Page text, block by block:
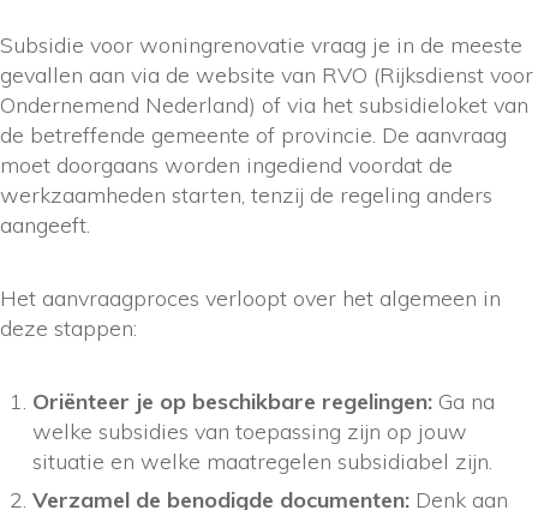
Subsidie voor woningrenovatie vraag je in de meeste
gevallen aan via de website van RVO (Rijksdienst voor
Ondernemend Nederland) of via het subsidieloket van
de betreffende gemeente of provincie. De aanvraag
moet doorgaans worden ingediend voordat de
werkzaamheden starten, tenzij de regeling anders
aangeeft.
Het aanvraagproces verloopt over het algemeen in
deze stappen:
Oriënteer je op beschikbare regelingen: Ga na
welke subsidies van toepassing zijn op jouw
situatie en welke maatregelen subsidiabel zijn.
Verzamel de benodigde documenten: Denk aan